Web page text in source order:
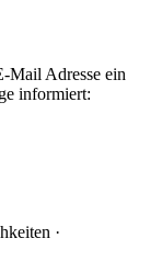
Mail Adresse ein
informiert:
·